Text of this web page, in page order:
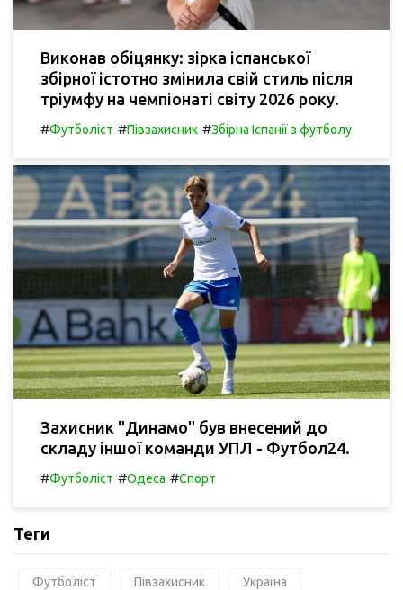
Виконав обіцянку: зірка іспанської
збірної істотно змінила свій стиль після
тріумфу на чемпіонаті світу 2026 року.
#Футболіст #Півзахисник #Збірна Іспанії з футболу
Захисник "Динамо" був внесений до
складу іншої команди УПЛ - Футбол24.
#Футболіст #Одеса #Спорт
Теги
Футболіст Півзахисник Україна